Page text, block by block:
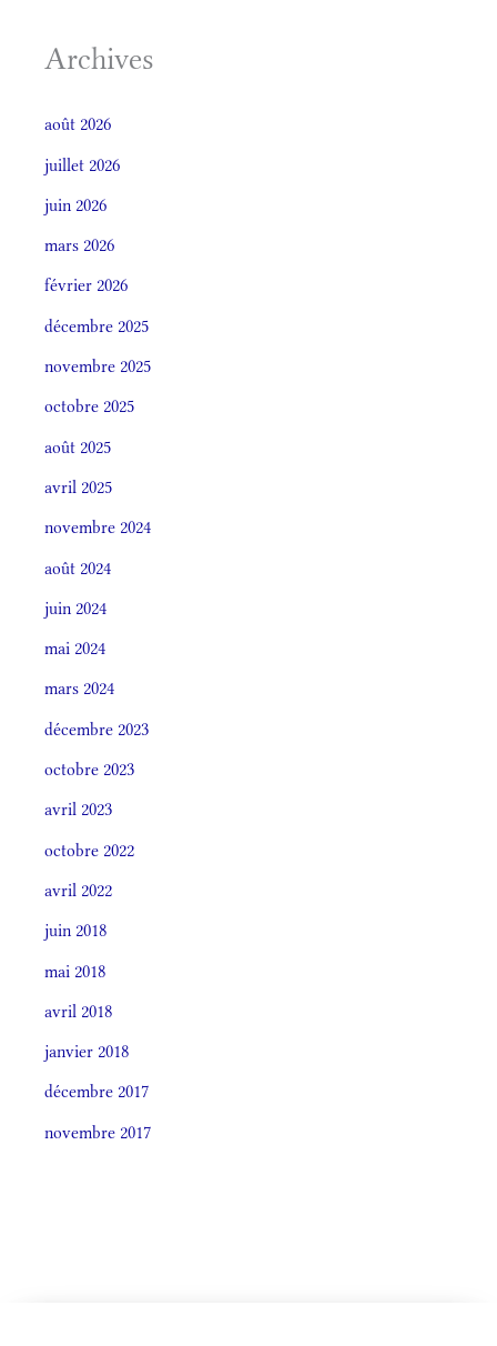
Archives
août 2026
juillet 2026
juin 2026
mars 2026
février 2026
décembre 2025
novembre 2025
octobre 2025
août 2025
avril 2025
novembre 2024
août 2024
juin 2024
mai 2024
mars 2024
décembre 2023
octobre 2023
avril 2023
octobre 2022
avril 2022
juin 2018
mai 2018
avril 2018
janvier 2018
décembre 2017
novembre 2017